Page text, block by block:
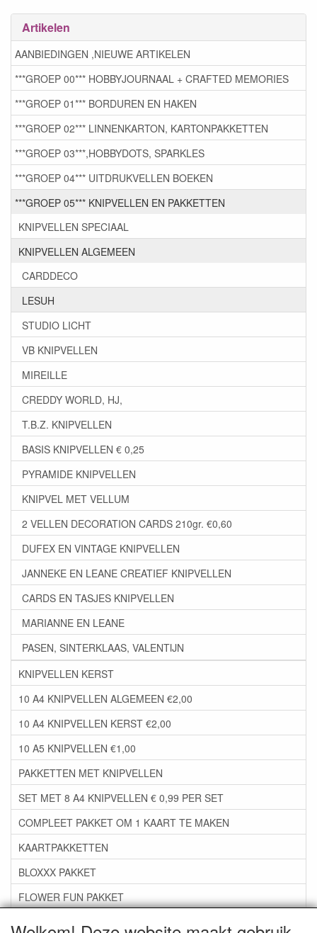
Artikelen
AANBIEDINGEN ,NIEUWE ARTIKELEN
***GROEP 00*** HOBBYJOURNAAL + CRAFTED MEMORIES
***GROEP 01*** BORDUREN EN HAKEN
***GROEP 02*** LINNENKARTON, KARTONPAKKETTEN
***GROEP 03***,HOBBYDOTS, SPARKLES
***GROEP 04*** UITDRUKVELLEN BOEKEN
***GROEP 05*** KNIPVELLEN EN PAKKETTEN
KNIPVELLEN SPECIAAL
KNIPVELLEN ALGEMEEN
CARDDECO
LESUH
STUDIO LICHT
VB KNIPVELLEN
MIREILLE
CREDDY WORLD, HJ,
T.B.Z. KNIPVELLEN
BASIS KNIPVELLEN € 0,25
PYRAMIDE KNIPVELLEN
KNIPVEL MET VELLUM
2 VELLEN DECORATION CARDS 210gr. €0,60
DUFEX EN VINTAGE KNIPVELLEN
JANNEKE EN LEANE CREATIEF KNIPVELLEN
CARDS EN TASJES KNIPVELLEN
MARIANNE EN LEANE
PASEN, SINTERKLAAS, VALENTIJN
KNIPVELLEN KERST
10 A4 KNIPVELLEN ALGEMEEN €2,00
10 A4 KNIPVELLEN KERST €2,00
10 A5 KNIPVELLEN €1,00
PAKKETTEN MET KNIPVELLEN
SET MET 8 A4 KNIPVELLEN € 0,99 PER SET
COMPLEET PAKKET OM 1 KAART TE MAKEN
KAARTPAKKETTEN
BLOXXX PAKKET
FLOWER FUN PAKKET
***GROEP 06*** TAPE/LIJM SNIJMALLEN STEMPELS